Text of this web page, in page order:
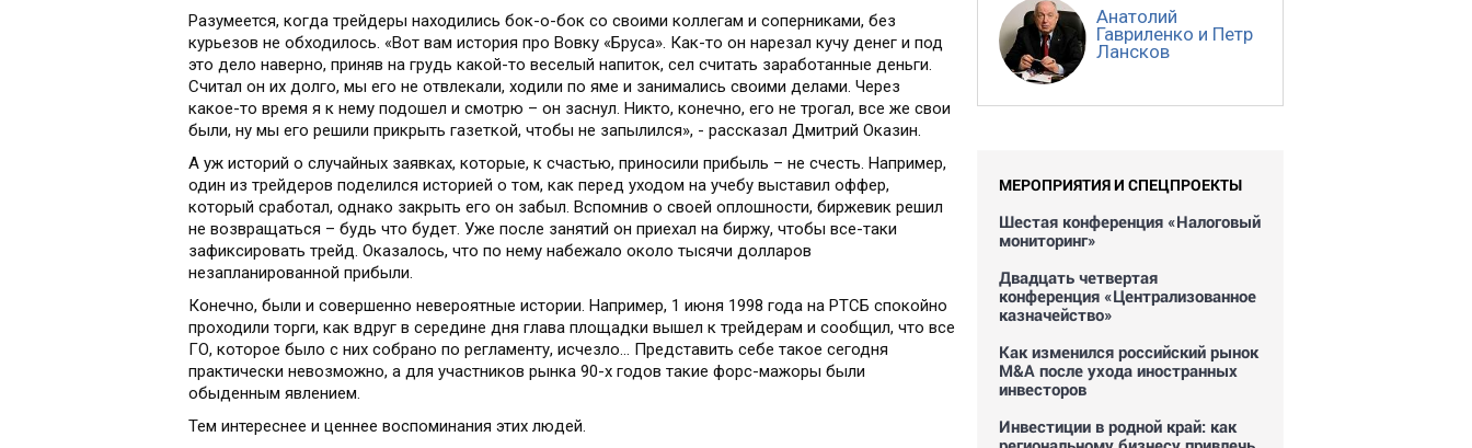
Разумеется, когда трейдеры находились бок-о-бок со своими коллегам и соперниками, без
курьезов не обходилось. «Вот вам история про Вовку «Бруса». Как-то он нарезал кучу денег и под
это дело наверно, приняв на грудь какой-то веселый напиток, сел считать заработанные деньги.
Считал он их долго, мы его не отвлекали, ходили по яме и занимались своими делами. Через
какое-то время я к нему подошел и смотрю – он заснул. Никто, конечно, его не трогал, все же свои
были, ну мы его решили прикрыть газеткой, чтобы не запылился», - рассказал Дмитрий Оказин.
А уж историй о случайных заявках, которые, к счастью, приносили прибыль – не счесть. Например,
один из трейдеров поделился историей о том, как перед уходом на учебу выставил оффер,
который сработал, однако закрыть его он забыл. Вспомнив о своей оплошности, биржевик решил
не возвращаться – будь что будет. Уже после занятий он приехал на биржу, чтобы все-таки
зафиксировать трейд. Оказалось, что по нему набежало около тысячи долларов
незапланированной прибыли.
Конечно, были и совершенно невероятные истории. Например, 1 июня 1998 года на РТСБ спокойно
проходили торги, как вдруг в середине дня глава площадки вышел к трейдерам и сообщил, что все
ГО, которое было с них собрано по регламенту, исчезло... Представить себе такое сегодня
практически невозможно, а для участников рынка 90-х годов такие форс-мажоры были
обыденным явлением.
Тем интереснее и ценнее воспоминания этих людей.
Анатолий
Гавриленко и Петр
Лансков
МЕРОПРИЯТИЯ И СПЕЦПРОЕКТЫ
Шестая конференция «Налоговый
мониторинг»
Двадцать четвертая
конференция «Централизованное
казначейство»
Как изменился российский рынок
M&A после ухода иностранных
инвесторов
Инвестиции в родной край: как